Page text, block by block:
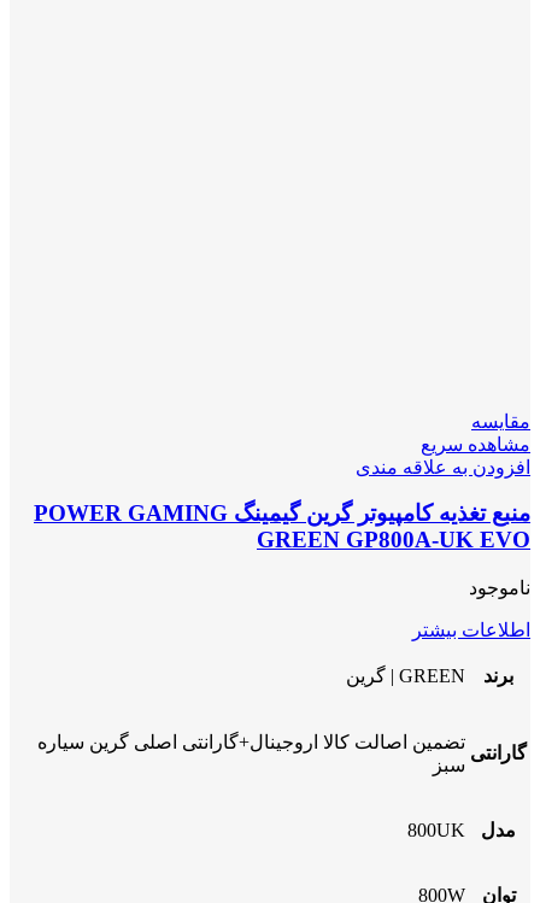
مقایسه
مشاهده سریع
افزودن به علاقه مندی
منبع تغذیه کامپیوتر گرین گیمینگ POWER GAMING
GREEN GP800A-UK EVO
ناموجود
اطلاعات بیشتر
برند GREEN | گرین
گارانتی
تضمین اصالت کالا اروجینال+گارانتی اصلی گرین سیاره
سبز
مدل 800UK
توان 800W